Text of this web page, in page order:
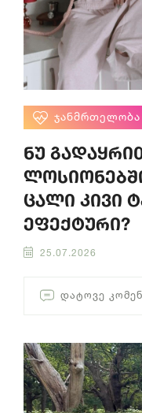
ᲯᲐᲜᲛᲠᲗᲔᲚᲝᲑᲐ
ნუ
ცალი კივი
ეფექტური?
25.07.2026
ᲓᲐᲢᲝᲕᲔ